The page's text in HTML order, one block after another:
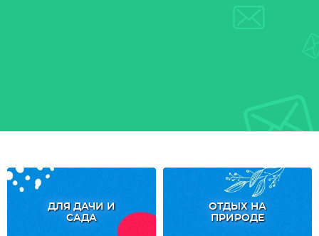
ДЛЯ ДАЧИ И
САДА
ОТДЫХ НА
ПРИРОДЕ